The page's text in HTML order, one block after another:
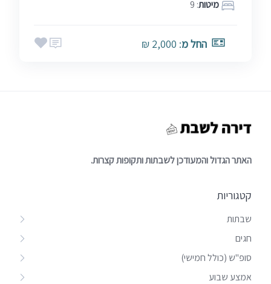
מיטות: 9
החל מ: 2,000 ₪
האתר הגדול והמעודכן לשבתות ותקופות קצרות.
קטגוריות
שבתות
חגים
סופ"ש (כולל חמישי)
אמצע שבוע